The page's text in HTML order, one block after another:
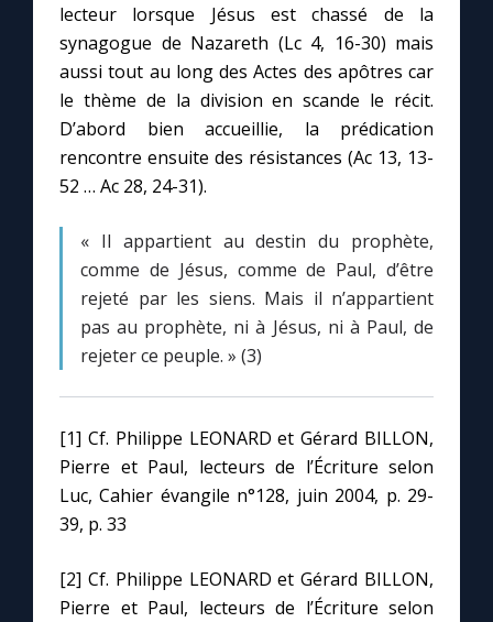
lecteur lorsque Jésus est chassé de la
synagogue de Nazareth (Lc 4, 16-30) mais
aussi tout au long des Actes des apôtres car
le thème de la division en scande le récit.
D’abord bien accueillie, la prédication
rencontre ensuite des résistances (Ac 13, 13-
52 … Ac 28, 24-31).
« Il appartient au destin du prophète,
comme de Jésus, comme de Paul, d’être
rejeté par les siens. Mais il n’appartient
pas au prophète, ni à Jésus, ni à Paul, de
rejeter ce peuple. » (3)
[1] Cf. Philippe LEONARD et Gérard BILLON,
Pierre et Paul, lecteurs de l’Écriture selon
Luc, Cahier évangile n°128, juin 2004, p. 29-
39, p. 33
[2] Cf. Philippe LEONARD et Gérard BILLON,
Pierre et Paul, lecteurs de l’Écriture selon